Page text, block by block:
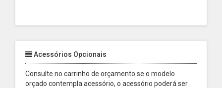
Acessórios Opcionais
Consulte no carrinho de orçamento se o modelo
orçado contempla acessório, o acessório poderá ser